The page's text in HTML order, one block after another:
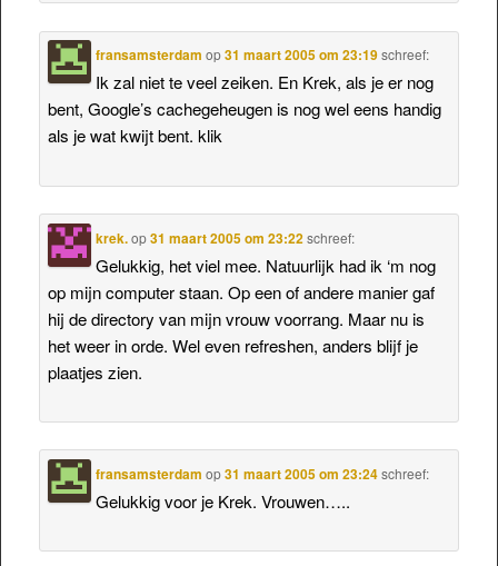
fransamsterdam op31 maart 2005 om 23:19 schreef:
Ik zal niet te veel zeiken. En Krek, als je er nog
bent, Google’s cachegeheugen is nog wel eens handig
als je wat kwijt bent. klik
krek.op31 maart 2005 om 23:22 schreef:
Gelukkig, het viel mee. Natuurlijk had ik ‘m nog
op mijn computer staan. Op een of andere manier gaf
hij de directory van mijn vrouw voorrang. Maar nu is
het weer in orde. Wel even refreshen, anders blijf je
plaatjes zien.
fransamsterdam op31 maart 2005 om 23:24 schreef:
Gelukkig voor je Krek. Vrouwen…..